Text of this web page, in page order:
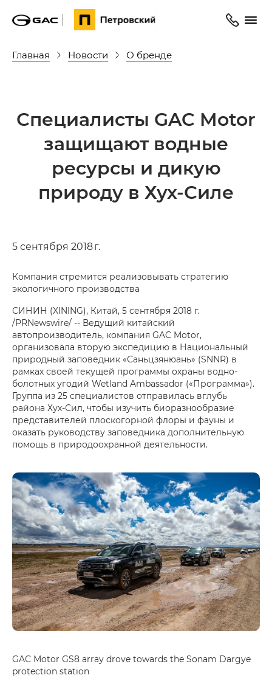
Главная Новости О бренде
Специалисты GAC Motor
защищают водные
ресурсы и дикую
природу в Хух-Силе
5 сентября 2018 г.
Компания стремится реализовывать стратегию
экологичного производства
СИНИН (XINING), Китай, 5 сентября 2018 г.
/PRNewswire/ -- Ведущий китайский
автопроизводитель, компания GAC Motor,
организовала вторую экспедицию в Национальный
природный заповедник «Саньцзянюань» (SNNR) в
рамках своей текущей программы охраны водно-
болотных угодий Wetland Ambassador («Программа»).
Группа из 25 специалистов отправилась вглубь
района Хух-Сил, чтобы изучить биоразнообразие
представителей плоскогорной флоры и фауны и
оказать руководству заповедника дополнительную
помощь в природоохранной деятельности.
GAC Motor GS8 array drove towards the Sonam Dargye
protection station